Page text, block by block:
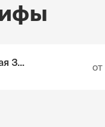
Австралия и Новая Зеландия от